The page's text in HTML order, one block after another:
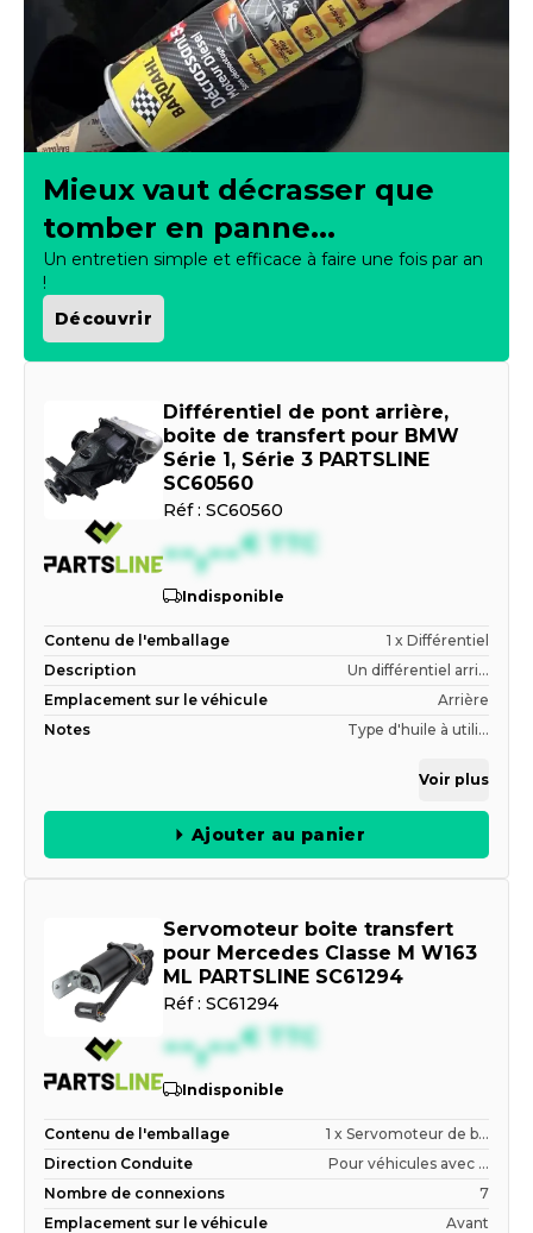
Mieux vaut décrasser que
tomber en panne...
Un entretien simple et efficace à faire une fois par an
!
Découvrir
Différentiel de pont arrière,
boite de transfert pour BMW
Série 1, Série 3 PARTSLINE
SC60560
Réf : SC60560
--,--€ TTC
Indisponible
Contenu de l'emballage
1 x Différentiel
Description
Un différentiel arri...
Emplacement sur le véhicule
Arrière
Notes
Type d'huile à utili...
Voir plus
Ajouter au panier
Servomoteur boite transfert
pour Mercedes Classe M W163
ML PARTSLINE SC61294
Réf : SC61294
--,--€ TTC
Indisponible
Contenu de l'emballage
1 x Servomoteur de b...
Direction Conduite
Pour véhicules avec ...
Nombre de connexions
7
Emplacement sur le véhicule
Avant